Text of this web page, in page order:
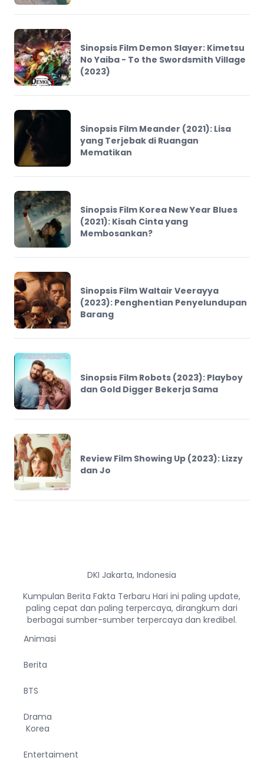
Sinopsis Film Demon Slayer: Kimetsu
No Yaiba - To the Swordsmith Village
(2023)
Sinopsis Film Meander (2021): Lisa
yang Terjebak di Ruangan
Mematikan
Sinopsis Film Korea New Year Blues
(2021): Kisah Cinta yang
Membosankan?
Sinopsis Film Waltair Veerayya
(2023): Penghentian Penyelundupan
Barang
Sinopsis Film Robots (2023): Playboy
dan Gold Digger Bekerja Sama
Review Film Showing Up (2023): Lizzy
dan Jo
DKI Jakarta, Indonesia
Kumpulan Berita Fakta Terbaru Hari ini paling update,
paling cepat dan paling terpercaya, dirangkum dari
berbagai sumber-sumber terpercaya dan kredibel.
Animasi
Berita
BTS
Drama
Korea
Entertaiment